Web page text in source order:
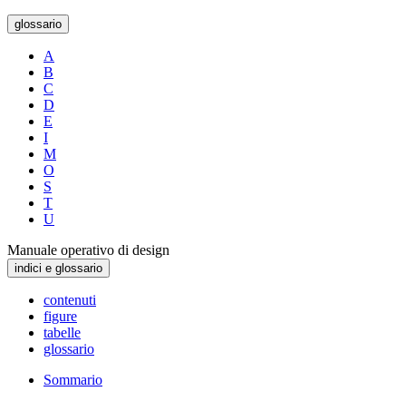
glossario
A
B
C
D
E
I
M
O
S
T
U
Manuale operativo di design
indici e glossario
contenuti
figure
tabelle
glossario
Sommario